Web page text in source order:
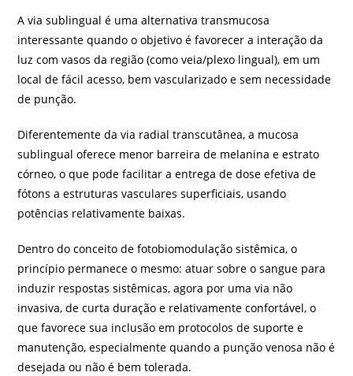
A via sublingual é uma alternativa transmucosa
interessante quando o objetivo é favorecer a interação da
luz com vasos da região (como veia/plexo lingual), em um
local de fácil acesso, bem vascularizado e sem necessidade
de punção.
Diferentemente da via radial transcutânea, a mucosa
sublingual oferece menor barreira de melanina e estrato
córneo, o que pode facilitar a entrega de dose efetiva de
fótons a estruturas vasculares superficiais, usando
potências relativamente baixas.
Dentro do conceito de fotobiomodulação sistêmica, o
princípio permanece o mesmo: atuar sobre o sangue para
induzir respostas sistêmicas, agora por uma via não
invasiva, de curta duração e relativamente confortável, o
que favorece sua inclusão em protocolos de suporte e
manutenção, especialmente quando a punção venosa não é
desejada ou não é bem tolerada.